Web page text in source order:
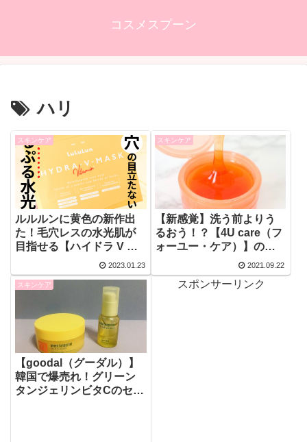
コスメスプーン
ハリ
スキンケア
ルルルンに黄色の新作出
た！毛穴レスの水光肌が
目指せる【ハイドラ V マ
スク】で理想のごきげん
肌を手に入れよう！
2023.01.23
スキンケア
【新感覚】洗う前よりう
るおう！？【4U care（フ
ォーユー・ケア）】のク
レンジング洗顔ジェリー
をレビュー
2021.09.22
スキンケア
【goodal（グーダル）】
韓国で爆売れ！グリーン
タンジェリンビタCのセラ
スポンサーリンク